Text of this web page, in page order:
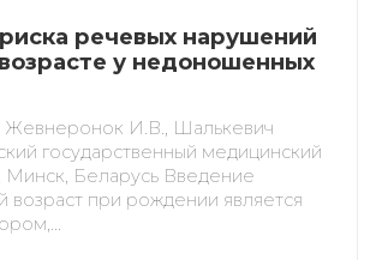
речевых нарушений
у недоношенных
И.В., Шалькевич
государственный медицинский
Минск, Беларусь Введение
возраст при рождении является